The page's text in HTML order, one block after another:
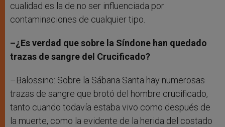
cualidad es la de no ser influenciada por
contaminaciones de cualquier tipo.
–¿Es verdad que sobre la Síndone han quedado
trazas de sangre del Crucificado?
–Balossino: Sobre la Sábana Santa hay numerosas
trazas de sangre que brotó del hombre crucificado,
tanto cuando todavía estaba vivo como después de
la muerte, como la evidente de la herida del costado